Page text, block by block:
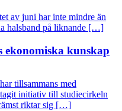
av juni har inte mindre än
halsband på liknande […]
ekonomiska kunskap
tillsammans med
initiativ till studiecirkeln
riktar sig […]